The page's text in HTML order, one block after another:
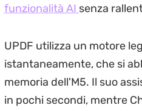
funzionalità AI senza
UPDF utilizza un motore
istantaneamente, che si
memoria dell'M5. Il suo
in pochi secondi, mentre